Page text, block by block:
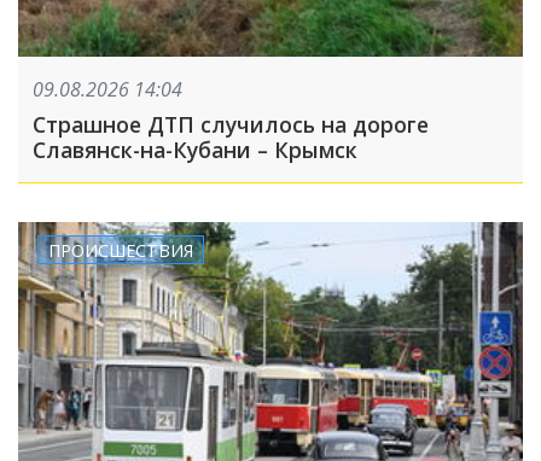
09.08.2026 14:04
Страшное ДТП случилось на дороге
Славянск-на-Кубани – Крымск
ПРОИСШЕСТВИЯ